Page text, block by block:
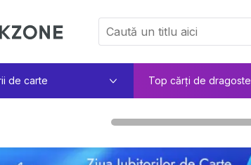
de carte Top cărți de dragoste